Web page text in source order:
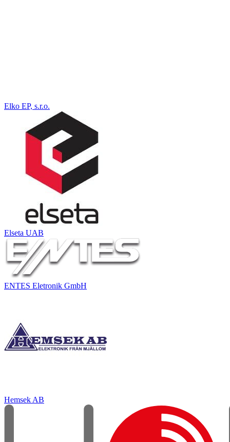
Elko EP, s.r.o.
Elseta UAB
ENTES Eletronik GmbH
Hemsek AB